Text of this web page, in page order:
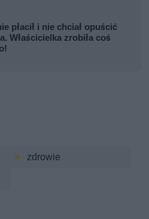
płacił i nie chciał opuścić
Właścicielka zrobiła coś
zdrowie